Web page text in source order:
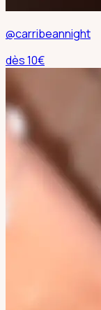
@carribeannight
dès10€